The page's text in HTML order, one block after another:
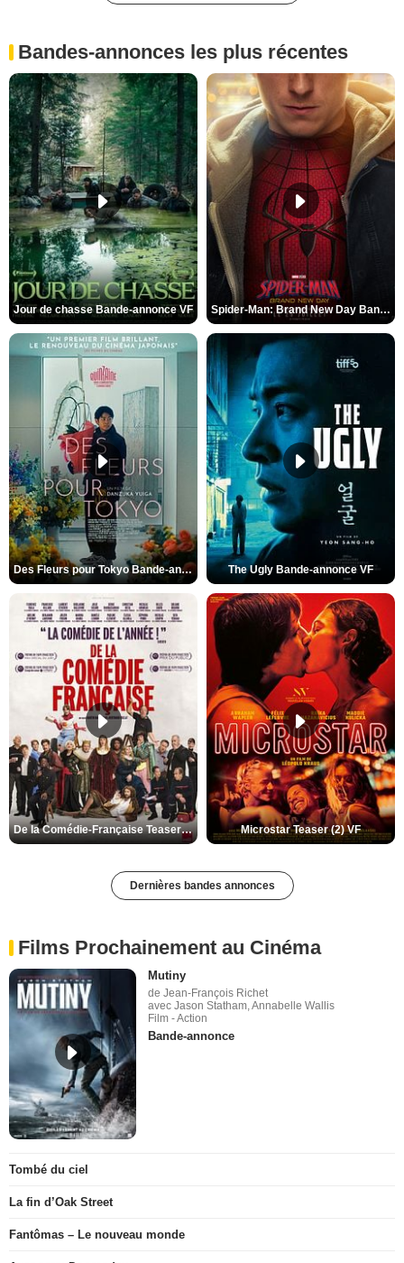
Bandes-annonces les plus récentes
Jour de chasse Bande-annonce VF Spider-Man: Brand New Day Bande-annonce (3) VO STFR
Des Fleurs pour Tokyo Bande-annonce VO STFR The Ugly Bande-annonce VF
De la Comédie-Française Teaser (3) VF Microstar Teaser (2) VF
Dernières bandes annonces
Films Prochainement au Cinéma
Mutiny
de Jean-François Richet
avec Jason Statham, Annabelle Wallis
Film - Action
Bande-annonce
Tombé du ciel
La fin d’Oak Street
Fantômas – Le nouveau monde